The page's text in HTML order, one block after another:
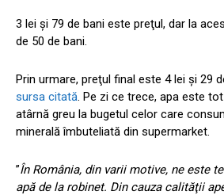
3 lei şi 79 de bani este preţul, dar la
de 50 de bani.
Prin urmare, preţul final este 4 lei şi 29
sursa citată. Pe zi ce trece, apa este
atârnă greu la bugetul celor care
minerală îmbuteliată din supermarket.
”În România, din varii motive, ne este
apă de la robinet. Din cauza calităţii